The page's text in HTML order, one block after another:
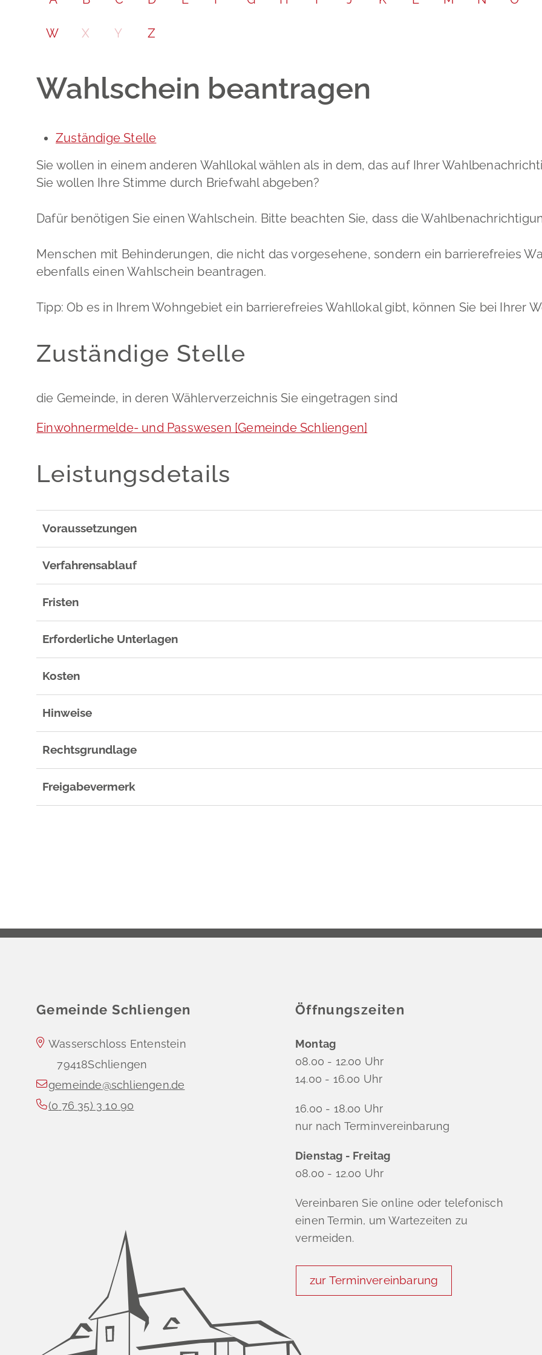
W X Y Z
Wahlschein beantragen
Zuständige Stelle
Sie wollen in einem anderen Wahllokal wählen als in dem, das auf Ihrer
Sie wollen Ihre Stimme durch Briefwahl abgeben?
Dafür benötigen Sie einen Wahlschein. Bitte beachten Sie, dass die
Menschen mit Behinderungen, die nicht das vorgesehene, sondern ein barrierefreies
ebenfalls einen Wahlschein beantragen.
Tipp: Ob es in Ihrem Wohngebiet ein barrierefreies Wahllokal gibt, können Sie bei Ihrer
Zuständige Stelle
die Gemeinde, in deren Wählerverzeichnis Sie eingetragen sind
Einwohnermelde- und Passwesen [Gemeinde Schliengen]
Leistungsdetails
Voraussetzungen
Verfahrensablauf
Fristen
Erforderliche Unterlagen
Kosten
Hinweise
Rechtsgrundlage
Freigabevermerk
Gemeinde Schliengen
Wasserschloss Entenstein
79418Schliengen
gemeinde@schliengen.de
(0 76 35) 3 10 90
Öffnungszeiten
Montag
08.00 - 12.00 Uhr
14.00 - 16.00 Uhr
16.00 - 18.00 Uhr
nur nach Terminvereinbarung
Dienstag - Freitag
08.00 - 12.00 Uhr
Vereinbaren Sie online oder telefonisch
einen Termin, um Wartezeiten zu
vermeiden.
zur Terminvereinbarung
Leichte